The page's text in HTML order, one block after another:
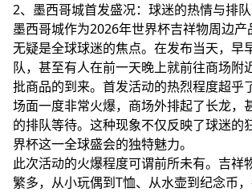
2、墨西哥城首发盛况：球迷的热情与排
墨西哥城作为2026年世界杯吉祥物周边产
无疑是全球球迷的焦点。在发布当天，早
队，甚至有人在前一天晚上就前往商场附
批商品的到来。首发活动的热烈程度超乎
场面一度非常火爆，商场外排起了长龙，
的排队等待。这种现象不仅反映了球迷的
界杯这一全球盛会的独特魅力。
此次活动的火爆程度可谓前所未有。吉祥
繁多，从小玩偶到T恤、从水壶到纪念币